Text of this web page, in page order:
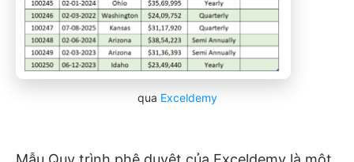
qua Exceldemy